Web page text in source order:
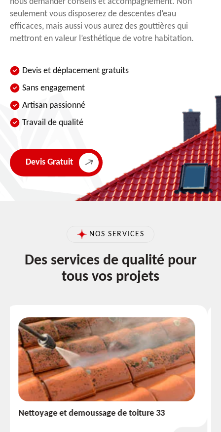
seulement vous disposerez de descentes d’eau
efficaces, mais aussi vous aurez des gouttières qui
mettront en valeur l’esthétique de votre habitation.
Devis et déplacement gratuits
Sans engagement
Artisan passionné
Travail de qualité
Devis Gratuit
NOS SERVICES
Des services de qualité pour
tous vos projets
Etanchéité toiture 33